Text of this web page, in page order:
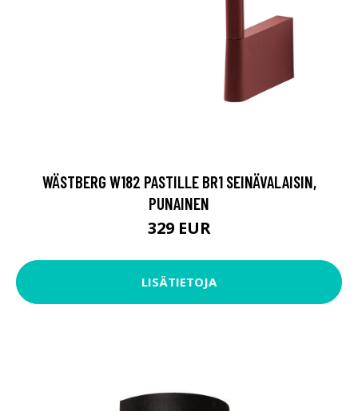
WÄSTBERG W182 PASTILLE BR1 SEINÄVALAISIN,
PUNAINEN
329 EUR
LISÄTIETOJA